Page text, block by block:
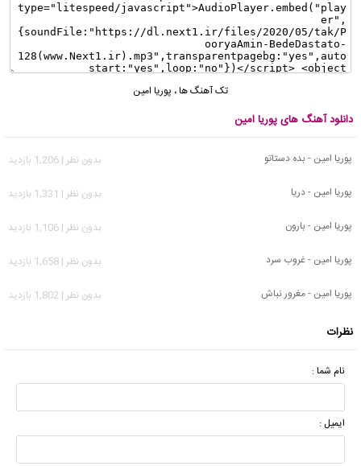
تک آهنگ ها، پوریا امین
دانلود آهنگ های پوریا امین
پوریا امین - بده دستاتو
بدون نظر | 1,206 بازدید
پوریا امین - دریا
بدون نظر | 1,331 بازدید
پوریا امین - بارون
بدون نظر | 1,106 بازدید
پوریا امین - غروب سرد
بدون نظر | 1,658 بازدید
پوریا امین - مغرور نباش
بدون نظر | 1,802 بازدید
نظرات
نام شما :
ایمیل :